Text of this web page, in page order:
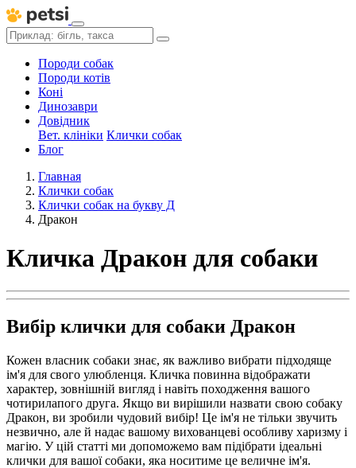
Породи собак
Породи котів
Коні
Динозаври
Довідник
Вет. клініки Клички собак
Блог
Главная
Клички собак
Клички собак на букву Д
Дракон
Кличка Дракон для собаки
Вибір клички для собаки Дракон
Кожен власник собаки знає, як важливо вибрати підходяще
ім'я для свого улюбленця. Кличка повинна відображати
характер, зовнішній вигляд і навіть походження вашого
чотирилапого друга. Якщо ви вирішили назвати свою собаку
Дракон, ви зробили чудовий вибір! Це ім'я не тільки звучить
незвично, але й надає вашому вихованцеві особливу харизму і
магію. У цій статті ми допоможемо вам підібрати ідеальні
клички для вашої собаки, яка носитиме це величне ім'я.